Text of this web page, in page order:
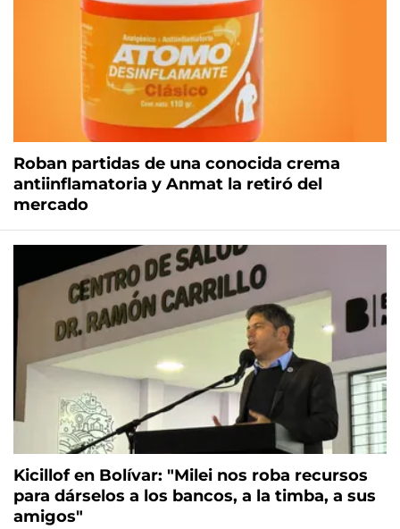
Roban partidas de una conocida crema
antiinflamatoria y Anmat la retiró del
mercado
Kicillof en Bolívar: "Milei nos roba recursos
para dárselos a los bancos, a la timba, a sus
amigos"